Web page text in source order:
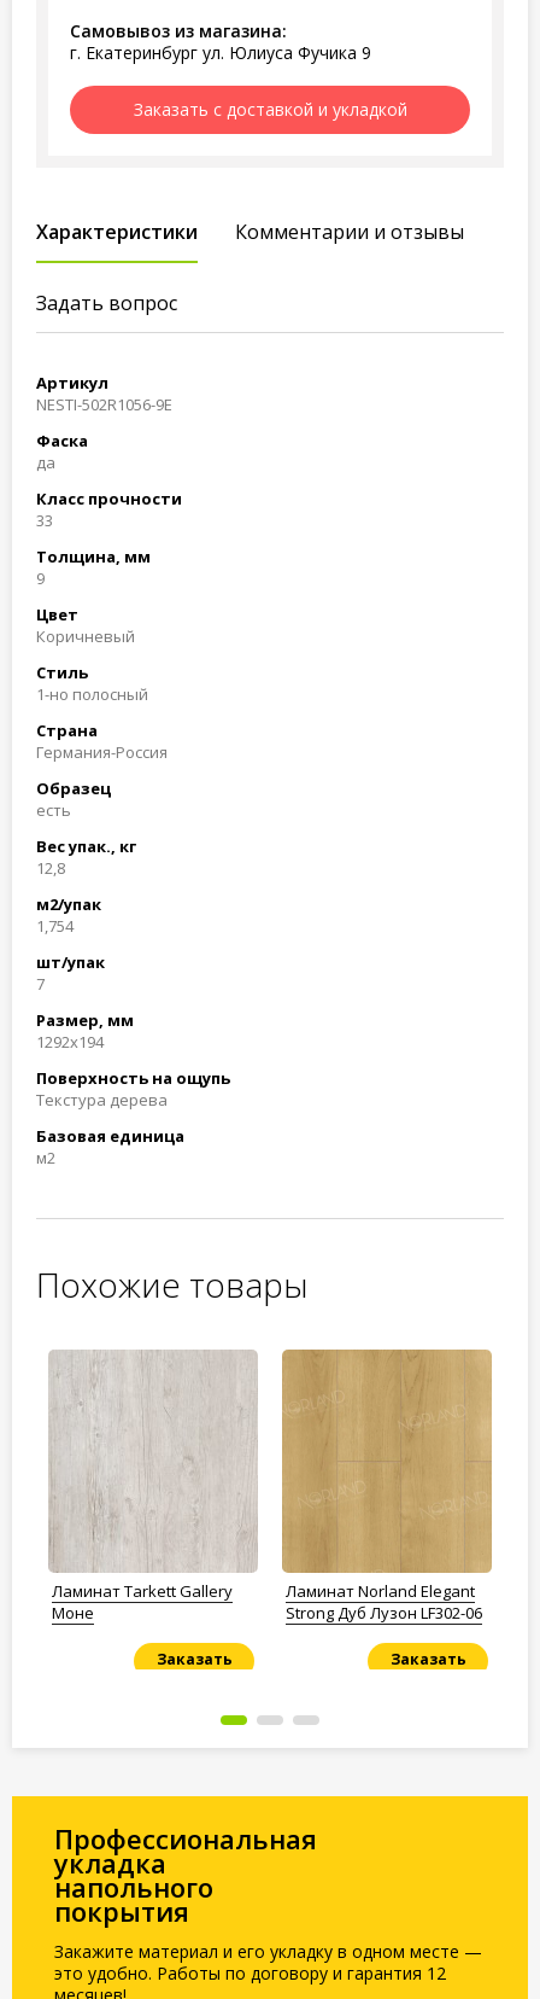
Самовывоз из магазина:
г. Екатеринбург ул. Юлиуса Фучика 9
Заказать с доставкой и укладкой
Характеристики Комментарии и отзывы
Задать вопрос
Артикул
NESTI-502R1056-9E
Фаска
да
Класс прочности
33
Толщина, мм
9
Цвет
Коричневый
Стиль
1-но полосный
Страна
Германия-Россия
Образец
есть
Вес упак., кг
12,8
м2/упак
1,754
шт/упак
7
Размер, мм
1292x194
Поверхность на ощупь
Текстура дерева
Базовая единица
м2
Похожие товары
Ламинат Tarkett Gallery
Моне
Заказать
Ламинат Norland Elegant
Strong Дуб Лузон LF302-06
Заказать
Профессиональная
укладка
напольного
покрытия
Закажите материал и его укладку в одном месте —
это удобно. Работы по договору и гарантия 12